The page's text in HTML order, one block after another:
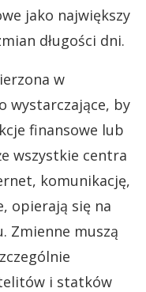
jako największy
długości dni.
w
wystarczające, by
finansowe lub
wszystkie centra
komunikację,
opierają się na
Zmienne muszą
i statków